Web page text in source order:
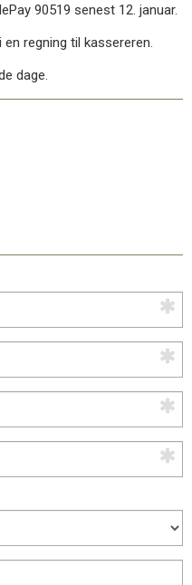
90519 senest 12. januar.
regning til kassereren.
dage.